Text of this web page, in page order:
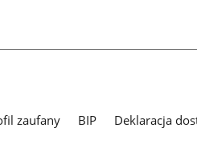
zaufany BIP
Deklaracja